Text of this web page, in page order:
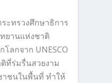
ะทรวงศึกษาธิการ
ยานแห่งชาติ
ลกจาก UNESCO
ที่ร่มรื่นสวยงาม
าชนในพื้นที่ ทำให้